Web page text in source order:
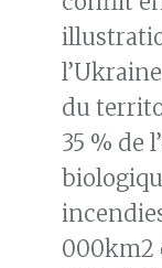
du
35 % de
000km2